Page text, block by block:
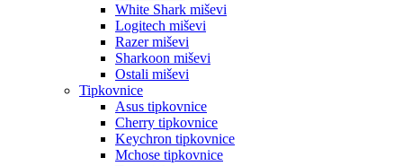
White Shark miševi
Logitech miševi
Razer miševi
Sharkoon miševi
Ostali miševi
Tipkovnice
Asus tipkovnice
Cherry tipkovnice
Keychron tipkovnice
Mchose tipkovnice